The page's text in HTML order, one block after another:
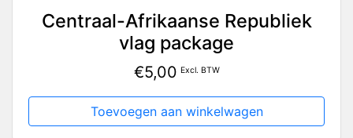
Centraal-Afrikaanse Republiek
vlag package
€5,00 Excl. BTW
Toevoegen aan winkelwagen